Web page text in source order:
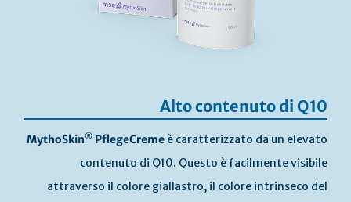
Alto contenuto di Q10
MythoSkin® PflegeCreme è caratterizzato da un elevato
contenuto di Q10. Questo è facilmente visibile
attraverso il colore giallastro, il colore intrinseco del